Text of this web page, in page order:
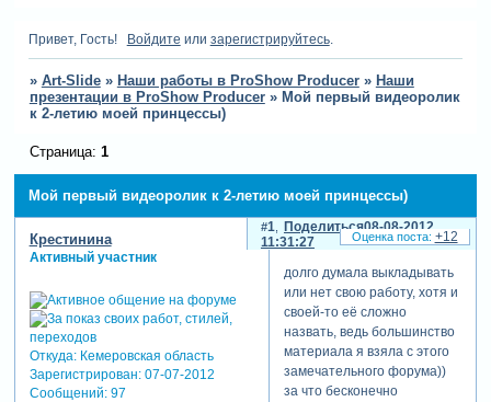
Привет, Гость! Войдите или зарегистрируйтесь.
» Art-Slide » Наши работы в ProShow Producer » Наши
презентации в ProShow Producer » Мой первый видеоролик
к 2-летию моей принцессы)
Мой первый видеоролик к 2-летию моей принцессы)
Страница: 1
Поделиться
1
08-08-2012
11:31:27
Крестинина
Активный участник
Откуда:Кемеровская область
Зарегистрирован: 07-07-2012
Сообщений:97
долго думала выкладывать
или нет свою работу, хотя и
своей-то её сложно
назвать, ведь большинство
материала я взяла с этого
замечательного форума))
за что бесконечно
+12